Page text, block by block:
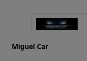
Miguel Car